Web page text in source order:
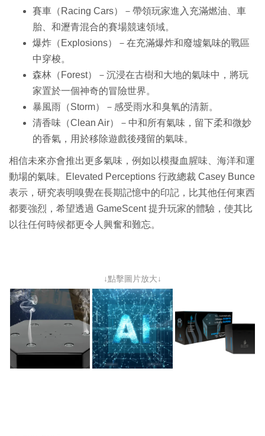
賽車（Racing Cars）－帶領玩家進入充滿燃油、車
胎、和瀝青混合的賽場競速領域。
爆炸（Explosions）－在充滿爆炸和廢墟氣味的戰區
中穿梭。
森林（Forest）－沉浸在古樹和大地的氣味中，將玩
家置於一個神奇的冒險世界。
暴風雨（Storm）－感受雨水和臭氧的清新。
清香味（Clean Air）－中和所有氣味，留下柔和微妙
的香氣，用於移除遊戲後殘留的氣味。
相信未來亦會推出更多氣味，例如以模擬血腥味、海洋和運
動場的氣味。Elevated Perceptions 行政總裁 Casey Bunce
表示，研究表明嗅覺在長期記憶中的印記，比其他任何東西
都要強烈，希望透過 GameScent 提升玩家的體驗，使其比
以往任何時候都更令人興奮和難忘。
↓點擊圖片放大↓